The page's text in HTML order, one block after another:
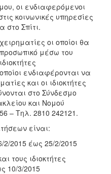
οι ενδιαφερόμενοι
κοινωνικές υπηρεσίες
Σπίτι.
οι οποίοι θα
μέσω του
ενδιαφέρονται να
και οι ιδιοκτήτες
στο Σύνδεσμο
και Νομού
– Τηλ. 2810 242121.
είναι:
2015 έως 25/2/2015
τους ιδιοκτήτες
10/3/2015